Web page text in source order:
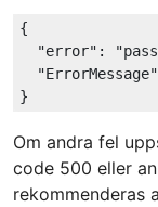
{
"error" :
"ErrorMessage"
Om andra fel
code 500 eller
rekommenderas